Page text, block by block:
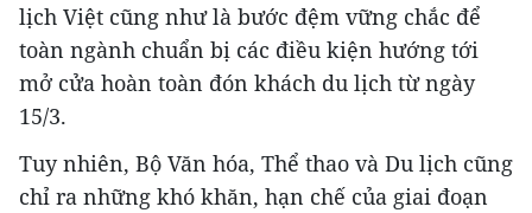
lịch Việt cũng như là bước đệm vững chắc để
toàn ngành chuẩn bị các điều kiện hướng tới
mở cửa hoàn toàn đón khách du lịch từ ngày
15/3.
Tuy nhiên, Bộ Văn hóa, Thể thao và Du lịch cũng
chỉ ra những khó khăn, hạn chế của giai đoạn